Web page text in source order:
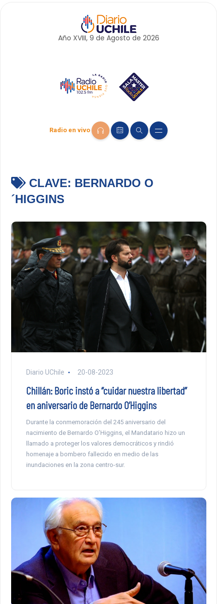
Año XVIII, 9 de Agosto de 2026
Radio en vivo
CLAVE: BERNARDO O
´HIGGINS
Diario UChile 20-08-2023
Chillán: Boric instó a “cuidar nuestra libertad”
en aniversario de Bernardo O’Higgins
Durante la conmemoración del 245 aniversario del
nacimiento de Bernardo O’Higgins, el Mandatario hizo un
llamado a proteger los valores democráticos y rindió
homenaje a bombero fallecido en medio de las
inundaciones en la zona centro-sur.